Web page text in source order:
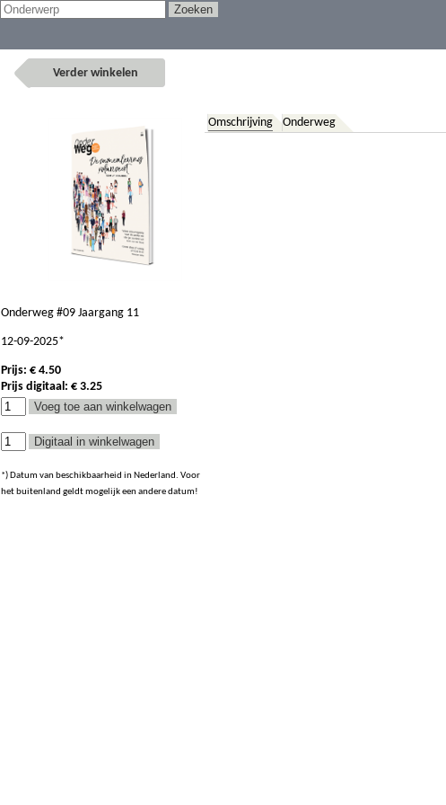
Verder winkelen
Omschrijving Onderweg
Onderweg #09 Jaargang 11
12-09-2025*
Prijs: € 4.50
Prijs digitaal: € 3.25
*) Datum van beschikbaarheid in Nederland. Voor
het buitenland geldt mogelijk een andere datum!